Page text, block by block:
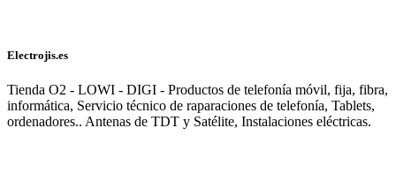
Electrojis.es
Tienda O2 - LOWI - DIGI - Productos de telefonía móvil, fija, fibra,
informática, Servicio técnico de raparaciones de telefonía, Tablets,
ordenadores.. Antenas de TDT y Satélite, Instalaciones eléctricas.